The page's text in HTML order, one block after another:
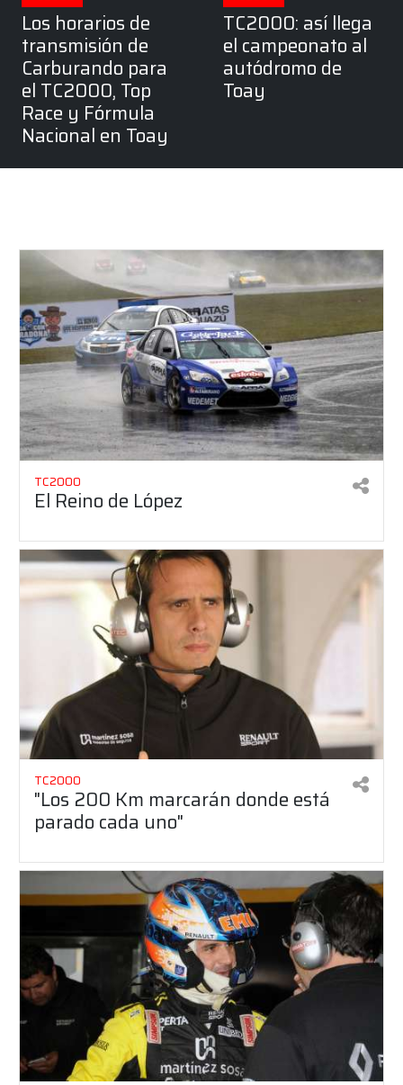
Los horarios de
transmisión de
Carburando para
el TC2000, Top
Race y Fórmula
Nacional en Toay
TC2000: así llega
el campeonato al
autódromo de
Toay
TC2000
El Reino de López
TC2000
"Los 200 Km marcarán donde está
parado cada uno"